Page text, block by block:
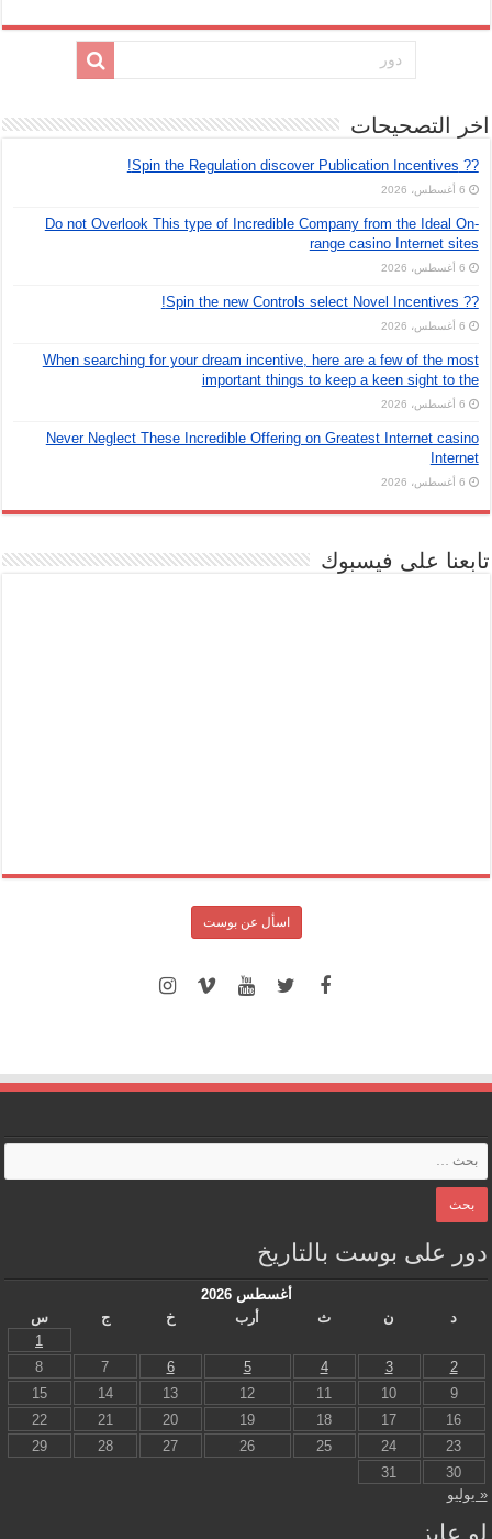
اخر التصحيحات
?? Spin the Regulation discover Publication Incentives!
6 أغسطس، 2026
Do not Overlook This type of Incredible Company from the Ideal On-
range casino Internet sites
6 أغسطس، 2026
?? Spin the new Controls select Novel Incentives!
6 أغسطس، 2026
When searching for your dream incentive, here are a few of the most
important things to keep a keen sight to the
6 أغسطس، 2026
Never Neglect These Incredible Offering on Greatest Internet casino
Internet
6 أغسطس، 2026
تابعنا على فيسبوك
اسأل عن بوست
دور على بوست بالتاريخ
أغسطس 2026
د
ن ث أرب خ ج
س
1
2
3
4
5
6
7
8
9
10
11
12
13
14
15
16
17
18
19
20
21
22
23
24
25
26
27
28
29
30
31
« يوليو
لو عايز